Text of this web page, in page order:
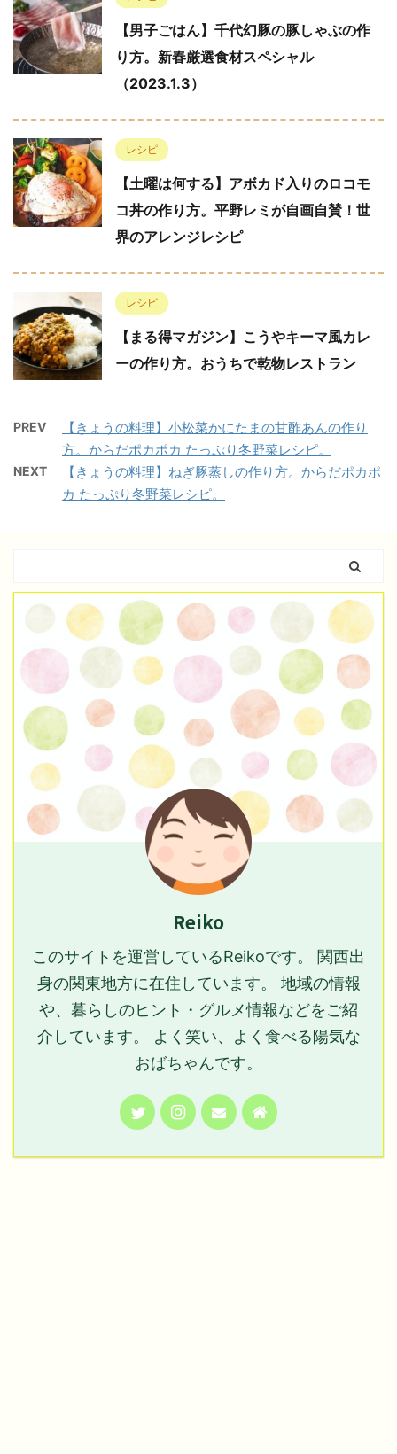
【男子ごはん】千代幻豚の豚しゃぶの作
り方。新春厳選食材スペシャル
（2023.1.3）
レシピ
【土曜は何する】アボカド入りのロコモ
コ丼の作り方。平野レミが自画自賛！世
界のアレンジレシピ
レシピ
【まる得マガジン】こうやキーマ風カレ
ーの作り方。おうちで乾物レストラン
PREV
【きょうの料理】小松菜かにたまの甘酢あんの作り
方。からだポカポカ たっぷり冬野菜レシピ。
NEXT
【きょうの料理】ねぎ豚蒸しの作り方。からだポカポ
カ たっぷり冬野菜レシピ。
Reiko
このサイトを運営しているReikoです。 関西出
身の関東地方に在住しています。 地域の情報
や、暮らしのヒント・グルメ情報などをご紹
介しています。 よく笑い、よく食べる陽気な
おばちゃんです。